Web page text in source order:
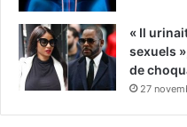
« Il
sexuels
de
27